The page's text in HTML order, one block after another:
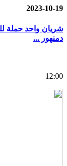
2023-10-19
شريان واحد حملة
دمنهور ...
12:00